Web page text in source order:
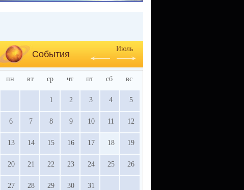
События
Июль
пн вт ср чт пт сб вс
1 2 3 4 5
6 7 8 9 10 11 12
13 14 15 16 17 18 19
20 21 22 23 24 25 26
27 28 29 30 31